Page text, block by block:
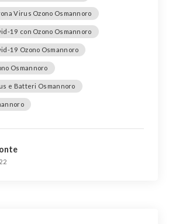
Virus Ozono Osmannoro
19 con Ozono Osmannoro
19 Ozono Osmannoro
Osmannoro
e Batteri Osmannoro